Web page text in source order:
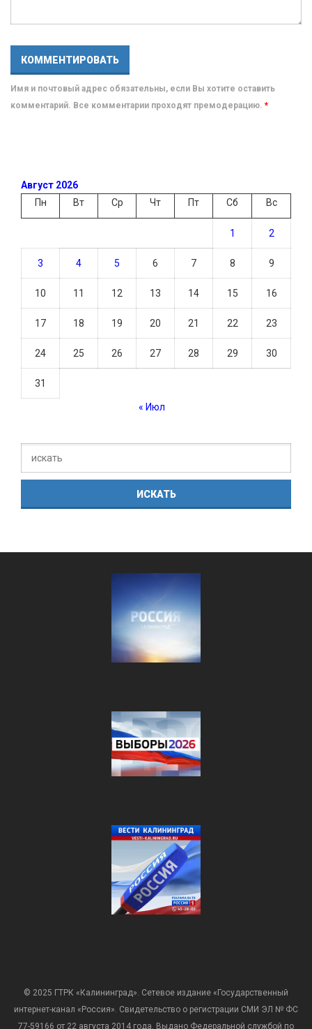
Имя и почтовый адрес обязательны, если Вы хотите оставить
комментарий. Все комментарии проходят премодерацию. *
Август 2026
Пн
Вт Ср Чт Пт Сб Вс
1 2
3 4 5 6 7 8 9
10 11 12 13 14 15 16
17 18 19 20 21 22 23
24 25 26 27 28 29 30
31
« Июл
© 2025 ГТРК «Калининград». Сетевое издание «Государственный
интернет-канал «Россия». Свидетельство о регистрации СМИ ЭЛ № ФС
77-59166 от 22 августа 2014 года. Выдано Федеральной службой по